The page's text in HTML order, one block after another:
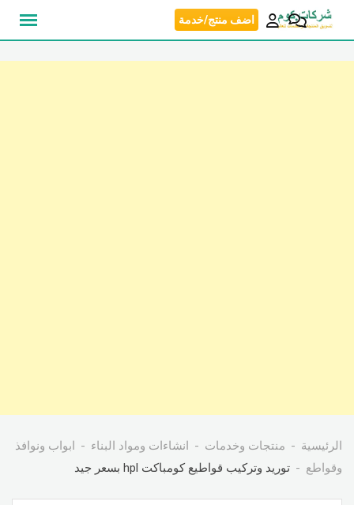
انتقل
اضف منتج/خدمة
الرئيسية منتجات وخدمات انشاءات ومواد البناء
ابواب ونوافذ
وقواطع
توريد وتركيب قواطيع كومباكت hpl بسعر جيد